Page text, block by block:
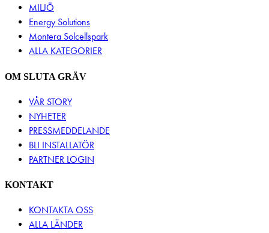
MILJÖ
Energy Solutions
Montera Solcellspark
ALLA KATEGORIER
OM SLUTA GRÄV
VÅR STORY
NYHETER
PRESSMEDDELANDE
BLI INSTALLATÖR
PARTNER LOGIN
KONTAKT
KONTAKTA OSS
ALLA LÄNDER